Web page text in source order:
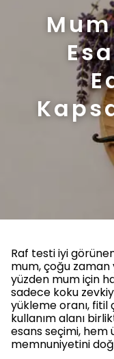
Raf testi iyi
mum, çoğu zaman
yüzden mum için
sadece koku
yükleme oranı,
kullanım alanı
esans seçimi,
memnuniyetini